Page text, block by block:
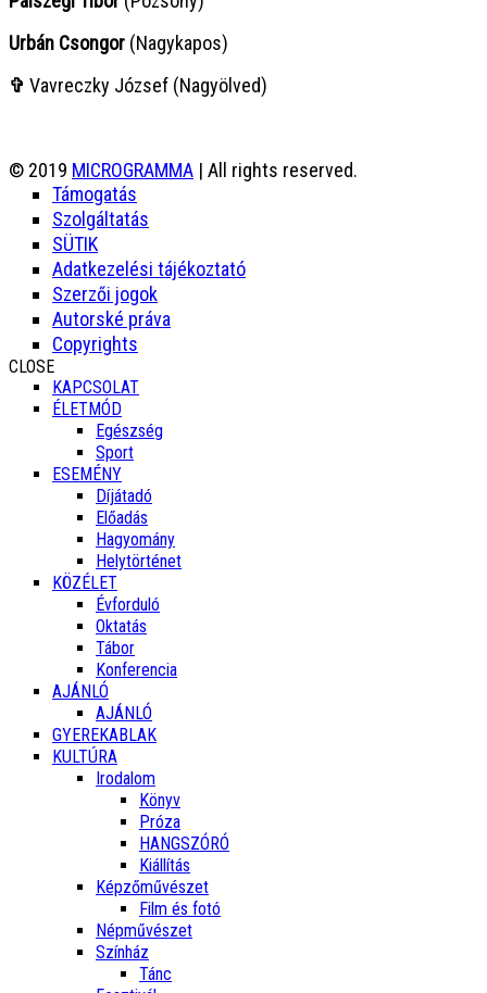
Urbán Csongor (Nagykapos)
✞ Vavreczky József (Nagyölved)
© 2019 MICROGRAMMA | All rights reserved.
Támogatás
Szolgáltatás
SÜTIK
Adatkezelési tájékoztató
Szerzői jogok
Autorské práva
Copyrights
CLOSE
KAPCSOLAT
ÉLETMÓD
Egészség
Sport
ESEMÉNY
Díjátadó
Előadás
Hagyomány
Helytörténet
KÖZÉLET
Évforduló
Oktatás
Tábor
Konferencia
AJÁNLÓ
AJÁNLÓ
GYEREKABLAK
KULTÚRA
Irodalom
Könyv
Próza
HANGSZÓRÓ
Kiállítás
Képzőművészet
Film és fotó
Népművészet
Színház
Tánc